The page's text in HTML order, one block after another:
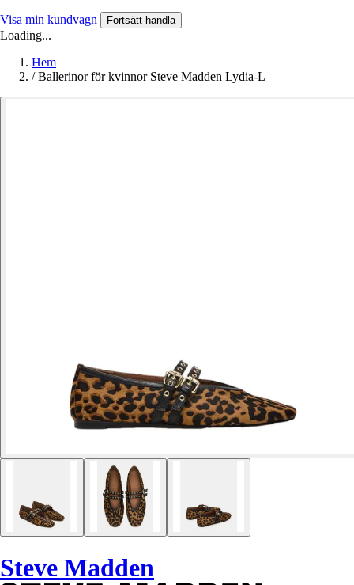
Visa min kundvagn Fortsätt handla
Loading...
Hem
/ Ballerinor för kvinnor Steve Madden Lydia-L
Steve Madden